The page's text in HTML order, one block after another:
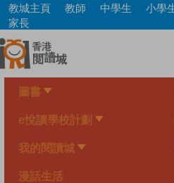
Skip
main
content
教城主頁 教師 中學生
小學
家長
圖書
e悅讀學校計劃
我的閱讀城
漫話生活